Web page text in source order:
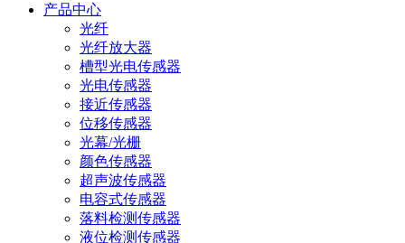
产品中心
光纤
光纤放大器
槽型光电传感器
光电传感器
接近传感器
位移传感器
光幕/光栅
颜色传感器
超声波传感器
电容式传感器
落料检测传感器
液位检测传感器